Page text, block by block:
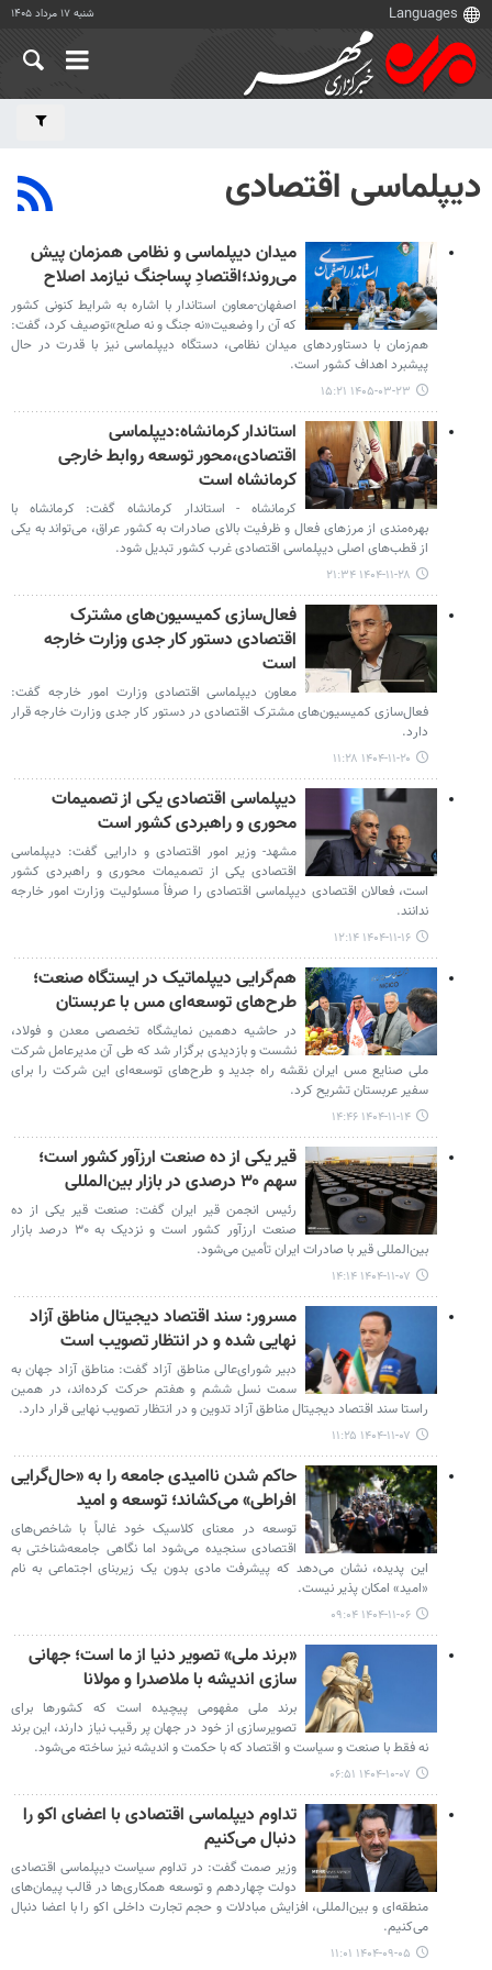
شنبه ۱۷ مرداد ۱۴۰۵
دیپلماسی اقتصادی
میدان دیپلماسی و نظامی همزمان پیش
می‌روند؛اقتصادِ پساجنگ نیازمد اصلاح
اصفهان-معاون استاندار با اشاره به شرایط کنونی کشور
که آن را وضعیت«نه جنگ و نه صلح»توصیف کرد، گفت:
هم‌زمان با دستاوردهای میدان نظامی، دستگاه دیپلماسی نیز با قدرت در حال
پیشبرد اهداف کشور است.
۱۴۰۵-۰۳-۲۳ ۱۵:۲۱
استاندار کرمانشاه:دیپلماسی
اقتصادی،محور توسعه روابط خارجی
کرمانشاه است
کرمانشاه - استاندار کرمانشاه گفت: کرمانشاه با
بهره‌مندی از مرزهای فعال و ظرفیت بالای صادرات به کشور عراق، می‌تواند به یکی
از قطب‌های اصلی دیپلماسی اقتصادی غرب کشور تبدیل شود.
۱۴۰۴-۱۱-۲۸ ۲۱:۳۴
فعال‌سازی کمیسیون‌های مشترک
اقتصادی دستور کار جدی وزارت خارجه
است
معاون دیپلماسی اقتصادی وزارت امور خارجه گفت:
فعال‌سازی کمیسیون‌های مشترک اقتصادی در دستور کار جدی وزارت خارجه قرار
دارد.
۱۴۰۴-۱۱-۲۰ ۱۱:۲۸
دیپلماسی اقتصادی یکی از تصمیمات
محوری و راهبردی کشور است
مشهد- وزیر امور اقتصادی و دارایی گفت: دیپلماسی
اقتصادی یکی از تصمیمات محوری و راهبردی کشور
است، فعالان اقتصادی دیپلماسی اقتصادی را صرفاً مسئولیت وزارت امور خارجه
ندانند.
۱۴۰۴-۱۱-۱۶ ۱۲:۱۴
هم‌گرایی دیپلماتیک در ایستگاه صنعت؛
طرح‌های توسعه‌ای مس با عربستان
در حاشیه دهمین نمایشگاه تخصصی معدن و فولاد،
نشست و بازدیدی برگزار شد که طی آن مدیرعامل شرکت
ملی صنایع مس ایران نقشه راه جدید و طرح‌های توسعه‌ای این شرکت را برای
سفیر عربستان تشریح کرد.
۱۴۰۴-۱۱-۱۴ ۱۴:۴۶
قیر یکی از ده صنعت ارزآور کشور است؛
سهم ۳۰ درصدی در بازار بین‌المللی
رئیس انجمن قیر ایران گفت: صنعت قیر یکی از ده
صنعت ارزآور کشور است و نزدیک به ۳۰ درصد بازار
بین‌المللی قیر با صادرات ایران تأمین می‌شود.
۱۴۰۴-۱۱-۰۷ ۱۴:۱۴
مسرور: سند اقتصاد دیجیتال مناطق آزاد
نهایی شده و در انتظار تصویب است
دبیر شورای‌عالی مناطق آزاد گفت: مناطق آزاد جهان به
سمت نسل ششم و هفتم حرکت کرده‌اند، در همین
راستا سند اقتصاد دیجیتال مناطق آزاد تدوین و در انتظار تصویب نهایی قرار دارد.
۱۴۰۴-۱۱-۰۷ ۱۱:۲۵
حاکم شدن ناامیدی جامعه را به «حال‌گرایی
افراطی» می‌کشاند؛ توسعه و امید
توسعه در معنای کلاسیک خود غالباً با شاخص‌های
اقتصادی سنجیده می‌شود اما نگاهی جامعه‌شناختی به
این پدیده، نشان می‌دهد که پیشرفت مادی بدون یک زیربنای اجتماعی به نام
«امید» امکان پذیر نیست.
۱۴۰۴-۱۱-۰۶ ۰۹:۰۴
«برند ملی» تصویر دنیا از ما است؛ جهانی
سازی اندیشه با ملاصدرا و مولانا
برند ملی مفهومی پیچیده است که کشورها برای
تصویرسازی از خود در جهان پر رقیب نیاز دارند، این برند
نه فقط با صنعت و سیاست و اقتصاد که با حکمت و اندیشه نیز ساخته می‌شود.
۱۴۰۴-۱۰-۰۷ ۰۶:۵۱
تداوم دیپلماسی اقتصادی با اعضای اکو را
دنبال می‌کنیم
وزیر صمت گفت: در تداوم سیاست دیپلماسی اقتصادی
دولت چهاردهم و توسعه همکاری‌ها در قالب پیمان‌های
منطقه‌ای و بین‌المللی، افزایش مبادلات و حجم تجارت داخلی اکو را با اعضا دنبال
می‌کنیم.
۱۴۰۴-۰۹-۰۵ ۱۱:۰۱